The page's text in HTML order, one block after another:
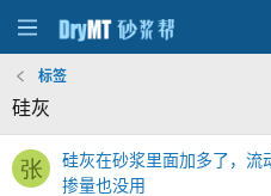
标签
硅灰
张
硅灰在砂浆里面加多了，流
掺量也没用